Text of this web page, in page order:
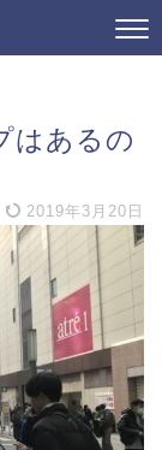
はあるの
2019年3月20日